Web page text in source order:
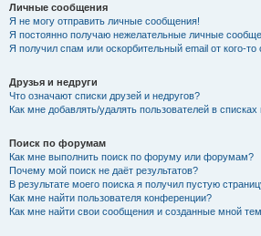
Личные сообщения
Я не могу отправить личные сообщения!
Я постоянно получаю нежелательные личные
Я получил спам или оскорбительный email от кого-то
Друзья и недруги
Что означают списки друзей и недругов?
Как мне добавлять/удалять пользователей в
Поиск по форумам
Как мне выполнить поиск по форуму или форумам?
Почему мой поиск не даёт результатов?
В результате моего поиска я получил пустую
Как мне найти пользователя конференции?
Как мне найти свои сообщения и созданные мной